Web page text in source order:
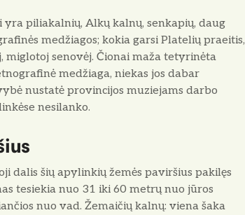
yra piliakalnių, Alkų kalnų, senkapių, daug
medžiagos; kokia garsi Platelių praeitis,
miglotoj senovėj. Čionai maža tetyrinėta
medžiaga, niekas jos dabar
nustatė provincijos muziejams darbo
nesilanko.
dalis šių apylinkių žemės paviršius pakilęs
tesiekia nuo 31 iki 60 metrų nuo jūros
nuo vad. Žemaičių kalnų: viena šaka